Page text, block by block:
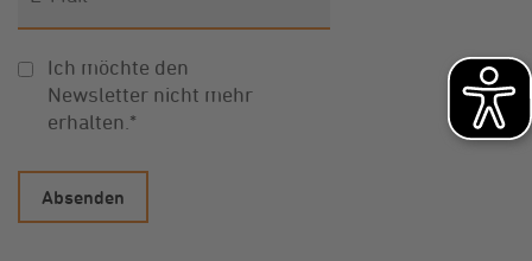
Ich möchte den
Newsletter nicht mehr
erhalten.